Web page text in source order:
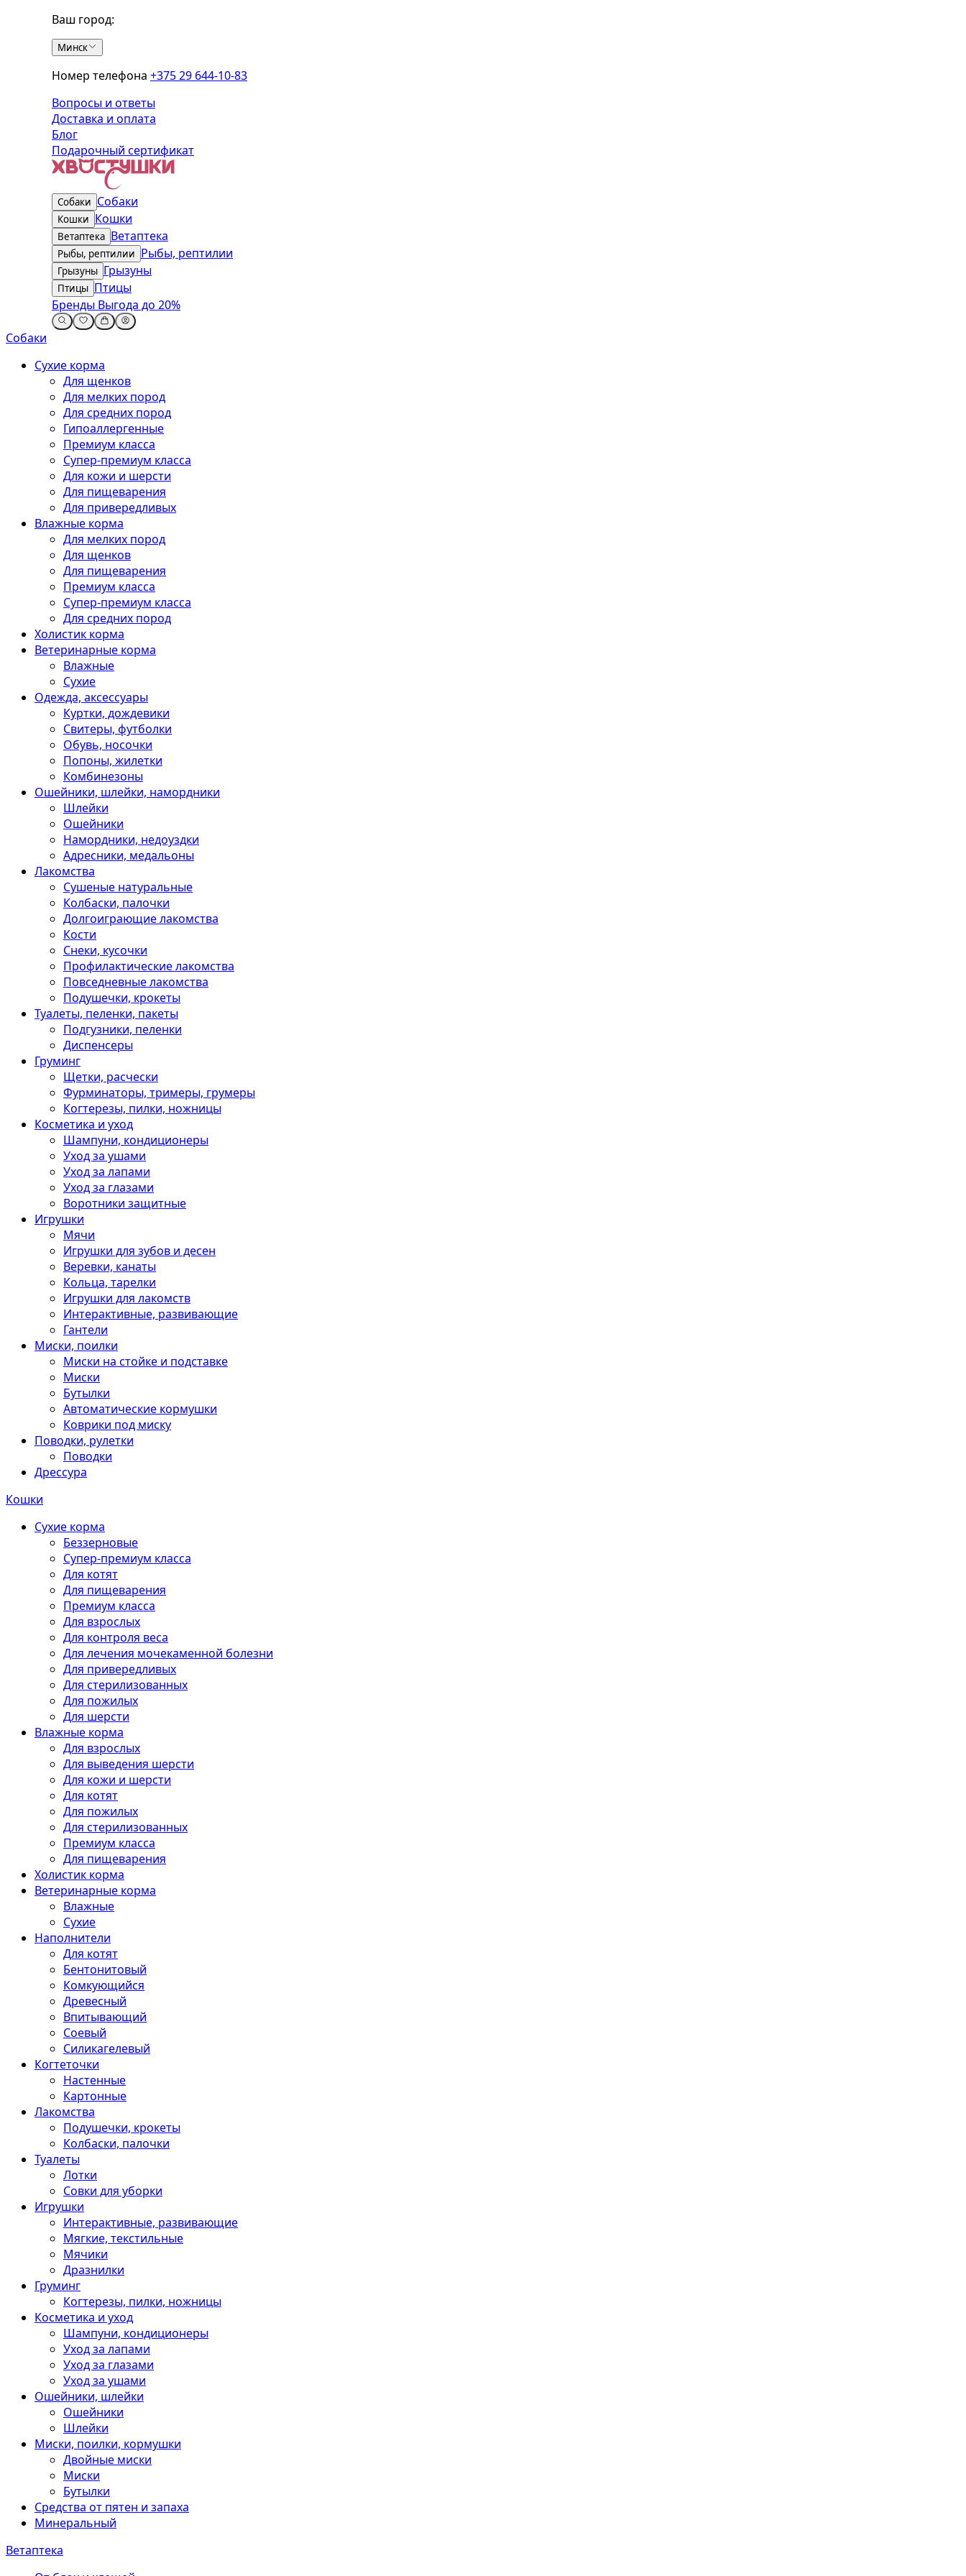
Ваш город:
Минск
Номер телефона +375 29 644-10-83
Вопросы и ответы
Доставка и оплата
Блог
Подарочный сертификат
Собаки Собаки
Кошки Кошки
Ветаптека Ветаптека
Рыбы, рептилии Рыбы, рептилии
Грызуны Грызуны
Птицы Птицы
Бренды Выгода до 20%
Собаки
Сухие корма
Для щенков
Для мелких пород
Для средних пород
Гипоаллергенные
Премиум класса
Супер-премиум класса
Для кожи и шерсти
Для пищеварения
Для привередливых
Влажные корма
Для мелких пород
Для щенков
Для пищеварения
Премиум класса
Супер-премиум класса
Для средних пород
Холистик корма
Ветеринарные корма
Влажные
Сухие
Одежда, аксессуары
Куртки, дождевики
Свитеры, футболки
Обувь, носочки
Попоны, жилетки
Комбинезоны
Ошейники, шлейки, намордники
Шлейки
Ошейники
Намордники, недоуздки
Адресники, медальоны
Лакомства
Сушеные натуральные
Колбаски, палочки
Долгоиграющие лакомства
Кости
Снеки, кусочки
Профилактические лакомства
Повседневные лакомства
Подушечки, крокеты
Туалеты, пеленки, пакеты
Подгузники, пеленки
Диспенсеры
Груминг
Щетки, расчески
Фурминаторы, тримеры, грумеры
Когтерезы, пилки, ножницы
Косметика и уход
Шампуни, кондиционеры
Уход за ушами
Уход за лапами
Уход за глазами
Воротники защитные
Игрушки
Мячи
Игрушки для зубов и десен
Веревки, канаты
Кольца, тарелки
Игрушки для лакомств
Интерактивные, развивающие
Гантели
Миски, поилки
Миски на стойке и подставке
Миски
Бутылки
Автоматические кормушки
Коврики под миску
Поводки, рулетки
Поводки
Дрессура
Кошки
Сухие корма
Беззерновые
Супер-премиум класса
Для котят
Для пищеварения
Премиум класса
Для взрослых
Для контроля веса
Для лечения мочекаменной болезни
Для привередливых
Для стерилизованных
Для пожилых
Для шерсти
Влажные корма
Для взрослых
Для выведения шерсти
Для кожи и шерсти
Для котят
Для пожилых
Для стерилизованных
Премиум класса
Для пищеварения
Холистик корма
Ветеринарные корма
Влажные
Сухие
Наполнители
Для котят
Бентонитовый
Комкующийся
Древесный
Впитывающий
Соевый
Силикагелевый
Когтеточки
Настенные
Картонные
Лакомства
Подушечки, крокеты
Колбаски, палочки
Туалеты
Лотки
Совки для уборки
Игрушки
Интерактивные, развивающие
Мягкие, текстильные
Мячики
Дразнилки
Груминг
Когтерезы, пилки, ножницы
Косметика и уход
Шампуни, кондиционеры
Уход за лапами
Уход за глазами
Уход за ушами
Ошейники, шлейки
Ошейники
Шлейки
Миски, поилки, кормушки
Двойные миски
Миски
Бутылки
Средства от пятен и запаха
Минеральный
Ветаптека